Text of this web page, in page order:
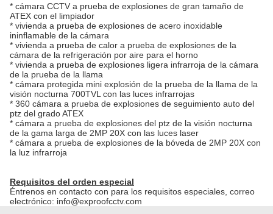
* cámara CCTV a prueba de explosiones de gran tamaño de
ATEX con el limpiador
* vivienda a prueba de explosiones de acero inoxidable
ininflamable de la cámara
* vivienda a prueba de calor a prueba de explosiones de la
cámara de la refrigeración por aire para el horno
* vivienda a prueba de explosiones ligera infrarroja de la cámara
de la prueba de la llama
* cámara protegida mini explosión de la prueba de la llama de la
visión nocturna 700TVL con las luces infrarrojas
* 360 cámara a prueba de explosiones de seguimiento auto del
ptz del grado ATEX
* cámara a prueba de explosiones del ptz de la visión nocturna
de la gama larga de 2MP 20X con las luces laser
* cámara a prueba de explosiones de la bóveda de 2MP 20X con
la luz infrarroja
Requisitos del orden especial
Éntrenos en contacto con para los requisitos especiales, correo
electrónico: info@exproofcctv.com